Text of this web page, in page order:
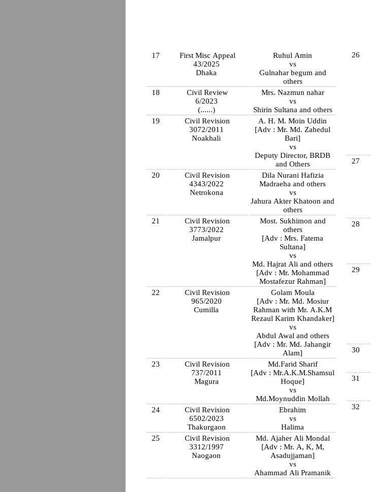
17
First Misc Appeal
43/2025
Dhaka
Ruhul Amin
vs
Gulnahar begum and
others
18
Civil Review
6/2023
(......)
Mrs. Nazmun nahar
vs
Shirin Sultana and others
19
Civil Revision
3072/2011
Noakhali
A. H. M. Moin Uddin
[Adv : Mr. Md. Zahedul
Bari]
vs
Deputy Director, BRDB
and Others
20
Civil Revision
4343/2022
Netrokona
Dila Nurani Hafizia
Madraeha and others
vs
Jahura Akter Khatoon and
others
21
Civil Revision
3773/2022
Jamalpur
Most. Sukhimon and
others
[Adv : Mrs. Fatema
Sultana]
vs
Md. Hajrat Ali and others
[Adv : Mr. Mohammad
Mostafezur Rahman]
22
Civil Revision
965/2020
Cumilla
Golam Moula
[Adv : Mr. Md. Mosiur
Rahman with Mr. A.K.M
Rezaul Karim Khandaker]
vs
Abdul Awal and others
[Adv : Mr. Md. Jahangir
Alam]
23
Civil Revision
737/2011
Magura
Md.Farid Sharif
[Adv : Mr.A.K.M.Shamsul
Hoque]
vs
Md.Moynuddin Mollah
24
Civil Revision
6502/2023
Thakurgaon
Ebrahim
vs
Halima
25
Civil Revision
3312/1997
Naogaon
Md. Ajaher Ali Mondal
[Adv : Mr. A, K, M,
Asadujjaman]
vs
Ahammad Ali Pramanik
26
27
28
29
30
31
32